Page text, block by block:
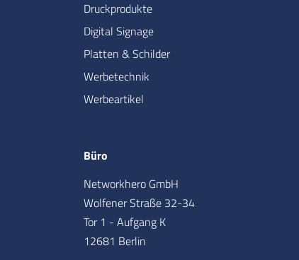
Druckprodukte
Digital Signage
Platten & Schilder
Werbetechnik
Werbeartikel
Büro
Networkhero GmbH
Wolfener Straße 32-34
Tor 1 - Aufgang K
12681 Berlin